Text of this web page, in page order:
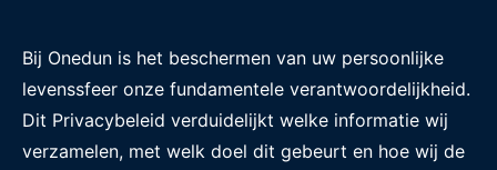
Bij Onedun is het beschermen van uw persoonlijke
levenssfeer onze fundamentele verantwoordelijkheid.
Dit Privacybeleid verduidelijkt welke informatie wij
verzamelen, met welk doel dit gebeurt en hoe wij de